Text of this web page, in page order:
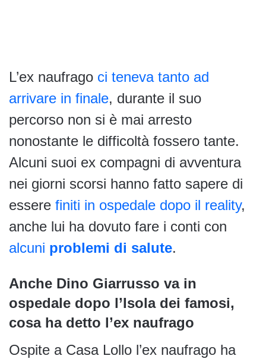
L’ex naufrago ci teneva tanto ad
arrivare in finale, durante il suo
percorso non si è mai arresto
nonostante le difficoltà fossero tante.
Alcuni suoi ex compagni di avventura
nei giorni scorsi hanno fatto sapere di
essere finiti in ospedale dopo il reality,
anche lui ha dovuto fare i conti con
alcuni problemi di salute.
Anche Dino Giarrusso va in
ospedale dopo l’Isola dei famosi,
cosa ha detto l’ex naufrago
Ospite a Casa Lollo l’ex naufrago ha